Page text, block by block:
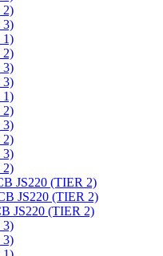
2)
3)
1)
2)
3)
3)
1)
2)
3)
2)
3)
2)
JS220 (TIER 2)
JS220 (TIER 2)
JS220 (TIER 2)
3)
3)